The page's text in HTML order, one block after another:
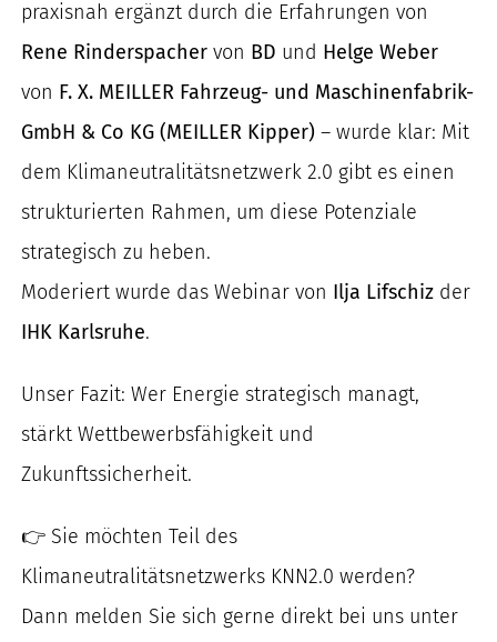
praxisnah ergänzt durch die Erfahrungen von
Rene Rinderspacher von BD und Helge Weber
von F. X. MEILLER Fahrzeug- und Maschinenfabrik-
GmbH & Co KG (MEILLER Kipper) – wurde klar: Mit
dem Klimaneutralitätsnetzwerk 2.0 gibt es einen
strukturierten Rahmen, um diese Potenziale
strategisch zu heben.
Moderiert wurde das Webinar von Ilja Lifschiz der
IHK Karlsruhe.
Unser Fazit: Wer Energie strategisch managt,
stärkt Wettbewerbsfähigkeit und
Zukunftssicherheit.
👉 Sie möchten Teil des
Klimaneutralitätsnetzwerks KNN2.0 werden?
Dann melden Sie sich gerne direkt bei uns unter